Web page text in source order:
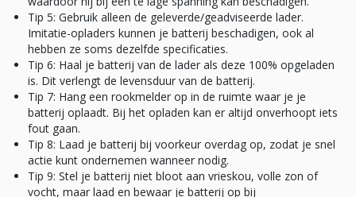
Tip 5: Gebruik alleen de geleverde/geadviseerde lader.
Imitatie-opladers kunnen je batterij beschadigen, ook al
hebben ze soms dezelfde specificaties.
Tip 6: Haal je batterij van de lader als deze 100% opgeladen
is. Dit verlengt de levensduur van de batterij.
Tip 7: Hang een rookmelder op in de ruimte waar je je
batterij oplaadt. Bij het opladen kan er altijd onverhoopt iets
fout gaan.
Tip 8: Laad je batterij bij voorkeur overdag op, zodat je snel
actie kunt ondernemen wanneer nodig.
Tip 9: Stel je batterij niet bloot aan vrieskou, volle zon of
vocht, maar laad en bewaar je batterij op bij